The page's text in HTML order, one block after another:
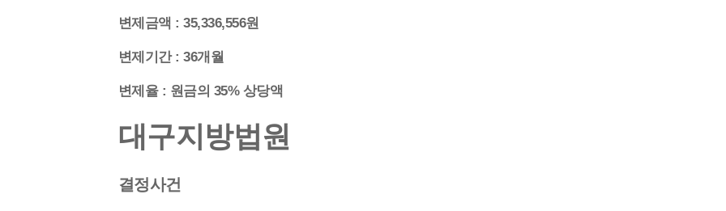
변제금액 : 35,336,556원
변제기간 : 36개월
변제율 : 원금의 35% 상당액
대구지방법원
결정사건